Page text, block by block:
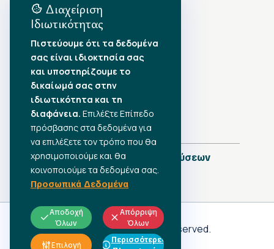
Αρχείο Δημοσιεύσεων
•Αύγουστος 2026
•Ιούλιος 2026
•Ιούνιος 2026
•Μάιος 2026
•Απρίλιος 2026
•Μάρτιος 2026
Πλήρες Ημερολόγιο Δημοσιεύσεων
Γ.Σ.Ε.Ε
© 2026 All rights reserved.
ΠΡΟΣΩΠΙΚΑ ΔΕΔΟΜΕΝΑ
Διαχείριση
Ιδιωτικότητας
Πιστεύουμε ότι τα δεδομένα
σας είναι ιδιοκτησία σας
και υποστηρίζουμε το
δικαίωμά σας στην
ιδιωτικότητα και τη
διαφάνεια. Επιλέξτε Επίπεδο
πρόσβασης στα δεδομένα για
να επιλέξετε τον τρόπο που θα
χρησιμοποιούμε και θα
κοινοποιούμε τα δεδομένα σας.
Προσωπικά Δεδομένα
Αποδοχή
Όλων
Απόρριψη
Όλων
Επιλογή
Περισσότερες